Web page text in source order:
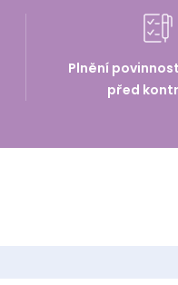
Plnění
před